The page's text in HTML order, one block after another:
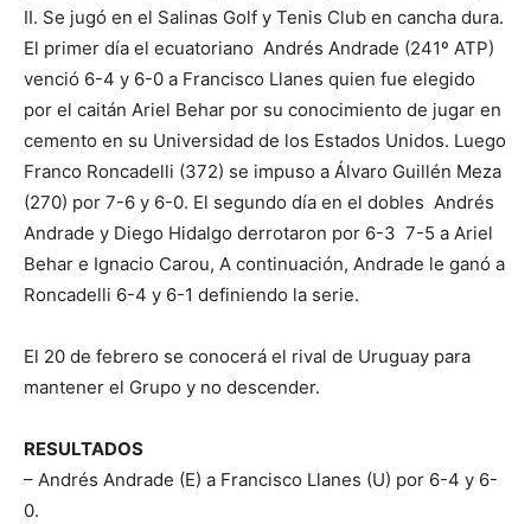
II. Se jugó en el Salinas Golf y Tenis Club en cancha dura.
El primer día el ecuatoriano Andrés Andrade (241º ATP)
venció 6-4 y 6-0 a Francisco Llanes quien fue elegido
por el caitán Ariel Behar por su conocimiento de jugar en
cemento en su Universidad de los Estados Unidos. Luego
Franco Roncadelli (372) se impuso a Álvaro Guillén Meza
(270) por 7-6 y 6-0. El segundo día en el dobles Andrés
Andrade y Diego Hidalgo derrotaron por 6-3 7-5 a Ariel
Behar e Ignacio Carou, A continuación, Andrade le ganó a
Roncadelli 6-4 y 6-1 definiendo la serie.
El 20 de febrero se conocerá el rival de Uruguay para
mantener el Grupo y no descender.
RESULTADOS
– Andrés Andrade (E) a Francisco Llanes (U) por 6-4 y 6-
0.